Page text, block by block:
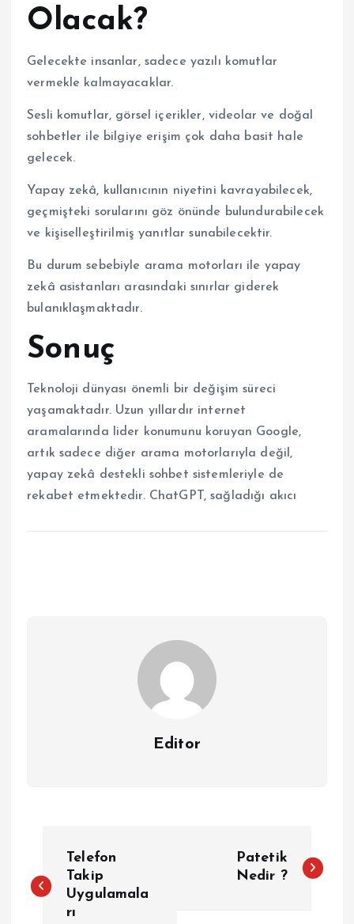
Olacak?
Gelecekte insanlar, sadece yazılı komutlar
vermekle kalmayacaklar.
Sesli komutlar, görsel içerikler, videolar ve doğal
sohbetler ile bilgiye erişim çok daha basit hale
gelecek.
Yapay zekâ, kullanıcının niyetini kavrayabilecek,
geçmişteki sorularını göz önünde bulundurabilecek
ve kişiselleştirilmiş yanıtlar sunabilecektir.
Bu durum sebebiyle arama motorları ile yapay
zekâ asistanları arasındaki sınırlar giderek
bulanıklaşmaktadır.
Sonuç
Teknoloji dünyası önemli bir değişim süreci
yaşamaktadır. Uzun yıllardır internet
aramalarında lider konumunu koruyan Google,
artık sadece diğer arama motorlarıyla değil,
yapay zekâ destekli sohbet sistemleriyle de
rekabet etmektedir. ChatGPT, sağladığı akıcı
Editor
a
Telefon
Takip
Uygulamala
rı
Patetik
Nedir ?